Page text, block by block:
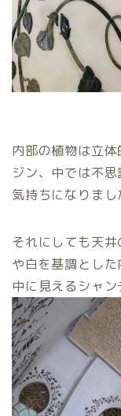
内部の植物は立
ジン、中では不
気持ちになりまし
それにしても天
や白を基調とし
中に見えるシャン